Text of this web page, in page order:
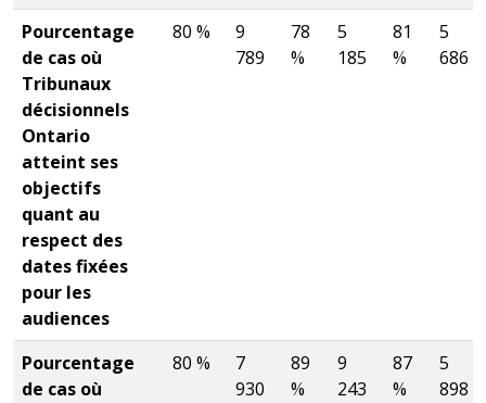
Pourcentage
de cas où
Tribunaux
décisionnels
Ontario
atteint ses
objectifs
quant au
respect des
dates fixées
pour les
audiences
80 %
9
789
78
%
5
185
81
%
5
686
Pourcentage
de cas où
80 %
7
930
89
%
9
243
87
%
5
898